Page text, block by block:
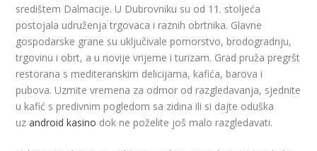
središtem Dalmacije. U Dubrovniku su od 11. stoljeća
postojala udruženja trgovaca i raznih obrtnika. Glavne
gospodarske grane su uključivale pomorstvo, brodogradnju,
trgovinu i obrt, a u novije vrijeme i turizam. Grad pruža pregršt
restorana s mediteranskim delicijama, kafića, barova i
pubova. Uzmite vremena za odmor od razgledavanja, sjednite
u kafić s predivnim pogledom sa zidina ili si dajte oduška
uzandroid kasino dok ne poželite još malo razgledavati.